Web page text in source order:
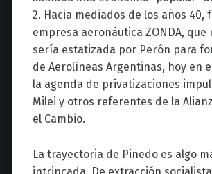
2. Hacia mediados de los años 40,
empresa aeronáutica ZONDA, que
sería estatizada por Perón para
de Aerolíneas Argentinas, hoy en
la agenda de privatizaciones
Milei y otros referentes de la
el Cambio.
La trayectoria de Pinedo es algo